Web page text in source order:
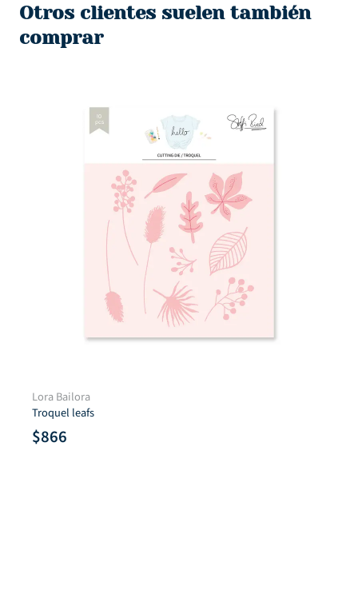
era:
$1,147.
es:
Otros clientes suelen también
comprar
Lora Bailora
Troquel leafs
$866